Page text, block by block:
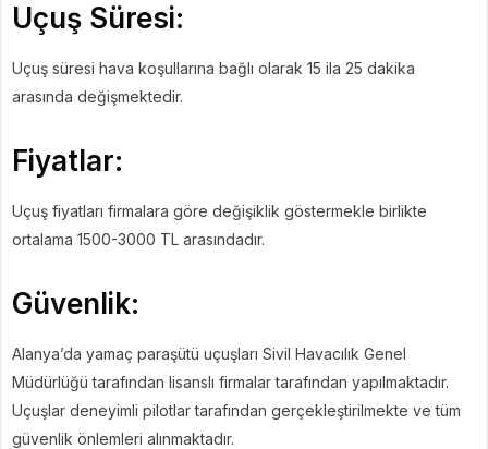
Uçuş Süresi:
Uçuş süresi hava koşullarına bağlı olarak 15 ila 25 dakika
arasında değişmektedir.
Fiyatlar:
Uçuş fiyatları firmalara göre değişiklik göstermekle birlikte
ortalama 1500-3000 TL arasındadır.
Güvenlik:
Alanya’da yamaç paraşütü uçuşları Sivil Havacılık Genel
Müdürlüğü tarafından lisanslı firmalar tarafından yapılmaktadır.
Uçuşlar deneyimli pilotlar tarafından gerçekleştirilmekte ve tüm
güvenlik önlemleri alınmaktadır.